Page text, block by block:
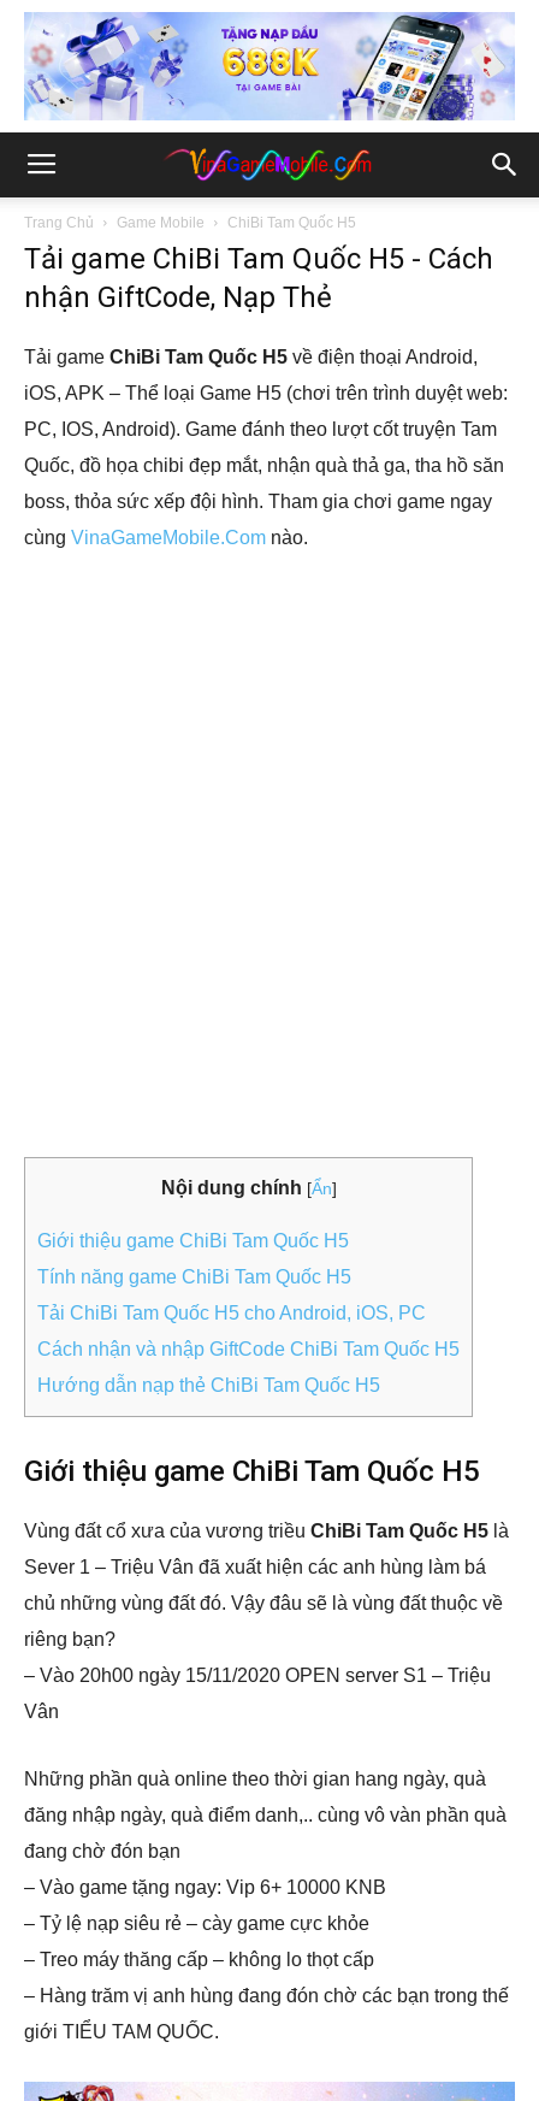
Trang Chủ Game Mobile ChiBi Tam Quốc H5
Tải game ChiBi Tam Quốc H5 - Cách
nhận GiftCode, Nạp Thẻ
Tải game ChiBi Tam Quốc H5 về điện thoại Android,
iOS, APK – Thể loại Game H5 (chơi trên trình duyệt web:
PC, IOS, Android). Game đánh theo lượt cốt truyện Tam
Quốc, đồ họa chibi đẹp mắt, nhận quà thả ga, tha hồ săn
boss, thỏa sức xếp đội hình. Tham gia chơi game ngay
cùng VinaGameMobile.Com nào.
Nội dung chính [Ẩn]
Giới thiệu game ChiBi Tam Quốc H5
Tính năng game ChiBi Tam Quốc H5
Tải ChiBi Tam Quốc H5 cho Android, iOS, PC
Cách nhận và nhập GiftCode ChiBi Tam Quốc H5
Hướng dẫn nạp thẻ ChiBi Tam Quốc H5
Giới thiệu game ChiBi Tam Quốc H5
Vùng đất cổ xưa của vương triều ChiBi Tam Quốc H5 là
Sever 1 – Triệu Vân đã xuất hiện các anh hùng làm bá
chủ những vùng đất đó. Vậy đâu sẽ là vùng đất thuộc về
riêng bạn?
– Vào 20h00 ngày 15/11/2020 OPEN server S1 – Triệu
Vân
Những phần quà online theo thời gian hang ngày, quà
đăng nhập ngày, quà điểm danh,.. cùng vô vàn phần quà
đang chờ đón bạn
– Vào game tặng ngay: Vip 6+ 10000 KNB
– Tỷ lệ nạp siêu rẻ – cày game cực khỏe
– Treo máy thăng cấp – không lo thọt cấp
– Hàng trăm vị anh hùng đang đón chờ các bạn trong thế
giới TIỂU TAM QUỐC.